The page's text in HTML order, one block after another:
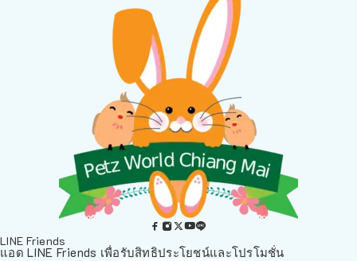
LINE Friends
แอด LINE Friends เพื่อรับสิทธิประโยชน์และโปรโมชั่น